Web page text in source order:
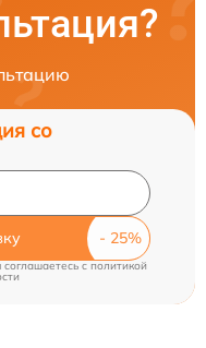
со
c политикой